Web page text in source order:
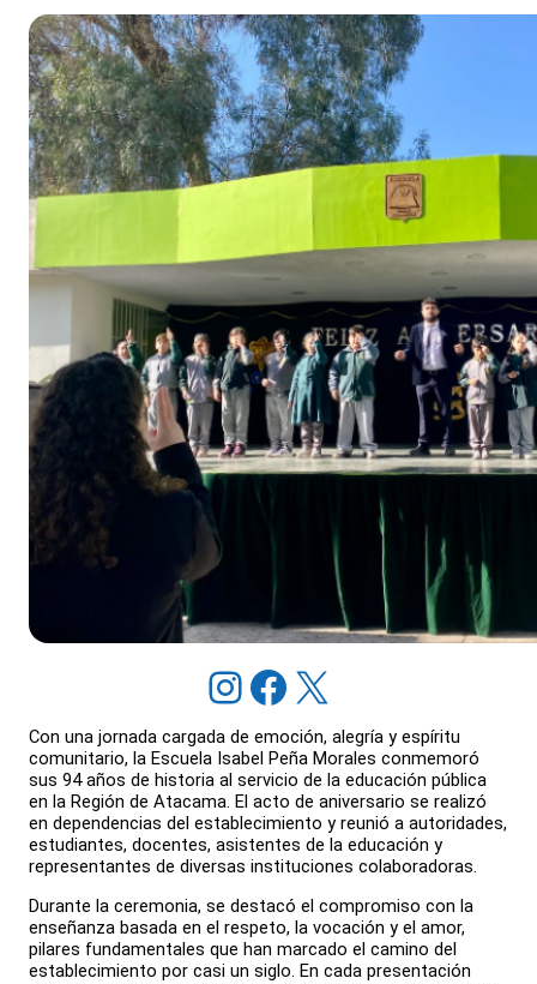
Instagram Facebook X
Con una jornada cargada de emoción, alegría y espíritu
comunitario, la Escuela Isabel Peña Morales conmemoró
sus 94 años de historia al servicio de la educación pública
en la Región de Atacama. El acto de aniversario se realizó
en dependencias del establecimiento y reunió a autoridades,
estudiantes, docentes, asistentes de la educación y
representantes de diversas instituciones colaboradoras.
Durante la ceremonia, se destacó el compromiso con la
enseñanza basada en el respeto, la vocación y el amor,
pilares fundamentales que han marcado el camino del
establecimiento por casi un siglo. En cada presentación